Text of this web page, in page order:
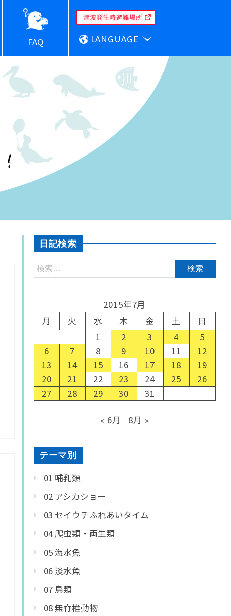
FAQ LANGUAGE
日記検索
2015年7月
月
火 水 木 金 土
日
1
2 3 4
5
6
7 8 9 10 11
12
13
14 15 16 17 18
19
20
21 22 23 24 25
26
27
28 29 30 31
« 6月 8月 »
テーマ別
01 哺乳類
02 アシカショー
03 セイウチふれあいタイム
04 爬虫類・両生類
05 海水魚
06 淡水魚
07 鳥類
08 無脊椎動物